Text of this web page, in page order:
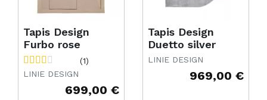
Tapis Design
Furbo rose
(1)
LINIE DESIGN
699,00 €
Tapis Design
Duetto silver
LINIE DESIGN
969,00 €